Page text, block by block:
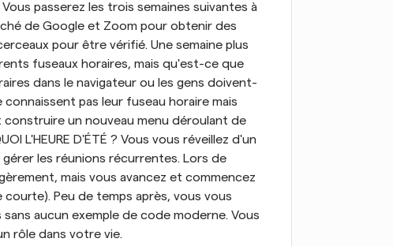
passerez les trois semaines suivantes à
de Google et Zoom pour obtenir des
pour être vérifié. Une semaine plus
fuseaux horaires, mais qu'est-ce que
dans le navigateur ou les gens doivent-
pas leur fuseau horaire mais
construire un nouveau menu déroulant de
L'HEURE D'ÉTÉ ? Vous vous réveillez d'un
les réunions récurrentes. Lors de
mais vous avancez et commencez
courte). Peu de temps après, vous vous
aucun exemple de code moderne. Vous
rôle dans votre vie.